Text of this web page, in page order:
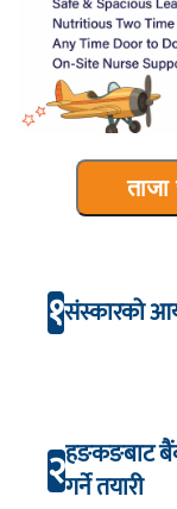
ताजा
१संस्कारको
२हङकङबाट
गर्ने तयारी